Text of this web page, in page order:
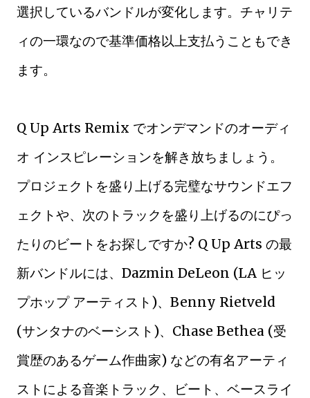
選択しているバンドルが変化します。チャリテ
ィの一環なので基準価格以上支払うこともでき
ます。
Q Up Arts Remix でオンデマンドのオーディ
オ インスピレーションを解き放ちましょう。
プロジェクトを盛り上げる完璧なサウンドエフ
ェクトや、次のトラックを盛り上げるのにぴっ
たりのビートをお探しですか? Q Up Arts の最
新バンドルには、Dazmin DeLeon (LA ヒッ
プホップ アーティスト)、Benny Rietveld
(サンタナのベーシスト)、Chase Bethea (受
賞歴のあるゲーム作曲家) などの有名アーティ
ストによる音楽トラック、ビート、ベースライ